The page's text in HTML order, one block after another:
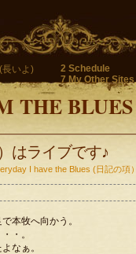
(長いよ) 2 Schedule
7 My Other Sites
THE BLUES
はライブです♪
I have the Blues (日記の項）
本牧へ向かう。
・。
なぁ。